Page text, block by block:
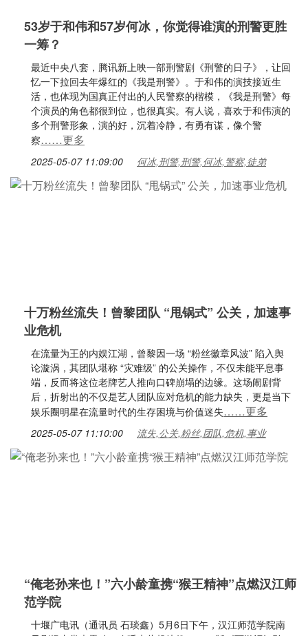
53岁于和伟和57岁何冰，你觉得谁演的刑警更胜
一筹？
最近中央八套，腾讯新上映一部刑警剧《刑警的日子》，让回
忆一下拉回去年爆红的《我是刑警》。于和伟的演技接近生
活，也体现为国真正付出的人民警察的楷模，《我是刑警》每
个演员的角色都很到位，也很真实。有人说，喜欢于和伟演的
多个刑警形象，演的好，沉着冷静，有勇有谋，像个警
察……更多
2025-05-07 11:09:00 何冰,刑警,刑警,何冰,警察,徒弟
十万粉丝流失！曾黎团队 “甩锅式” 公关，加速事
业危机
在流量为王的内娱江湖，曾黎因一场 “粉丝徽章风波” 陷入舆
论漩涡，其团队堪称 “灾难级” 的公关操作，不仅未能平息事
端，反而将这位老牌艺人推向口碑崩塌的边缘。这场闹剧背
后，折射出的不仅是艺人团队应对危机的能力缺失，更是当下
娱乐圈明星在流量时代的生存困境与价值迷失……更多
2025-05-07 11:10:00 流失,公关,粉丝,团队,危机,事业
“俺老孙来也！”六小龄童携“猴王精神”点燃汉江师
范学院
十堰广电讯（通讯员 石琰鑫）5月6日下午，汉江师范学院南